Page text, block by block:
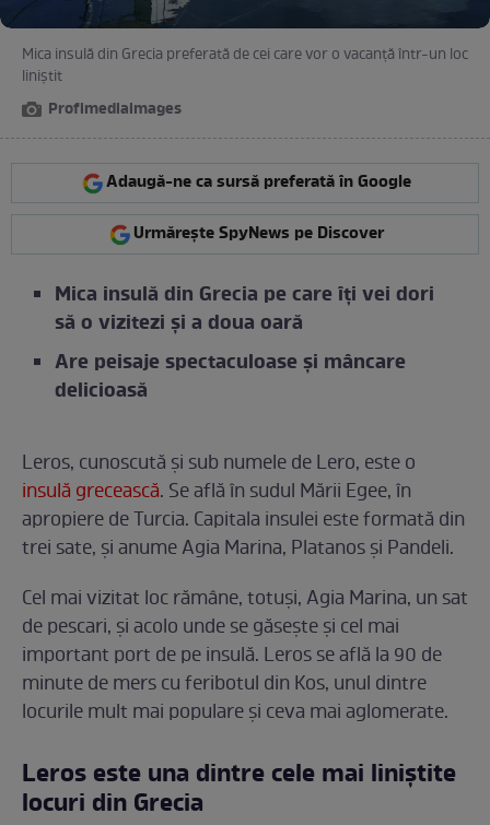
Mica insulă din Grecia preferată de cei care vor o vacanță într-un loc
liniștit
Profimediaimages
Adaugă-ne ca sursă preferată în Google
Urmărește SpyNews pe Discover
Mica insulă din Grecia pe care îți vei dori
să o vizitezi și a doua oară
Are peisaje spectaculoase și mâncare
delicioasă
Leros, cunoscută și sub numele de Lero, este o
insulă grecească. Se află în sudul Mării Egee, în
apropiere de Turcia. Capitala insulei este formată din
trei sate, și anume Agia Marina, Platanos și Pandeli.
Cel mai vizitat loc rămâne, totuși, Agia Marina, un sat
de pescari, și acolo unde se găsește și cel mai
important port de pe insulă. Leros se află la 90 de
minute de mers cu feribotul din Kos, unul dintre
locurile mult mai populare și ceva mai aglomerate.
Leros este una dintre cele mai liniștite
locuri din Grecia